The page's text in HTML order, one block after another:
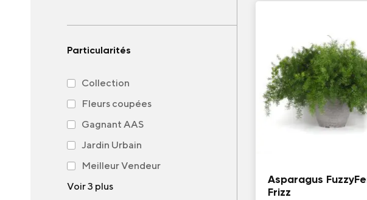
Particularités
Collection
Fleurs coupées
Gagnant AAS
Jardin Urbain
Meilleur Vendeur
Voir 3 plus
Asparagus
Frizz